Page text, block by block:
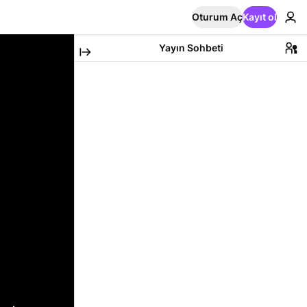
Oturum AçKayıt ol
Yayın Sohbeti